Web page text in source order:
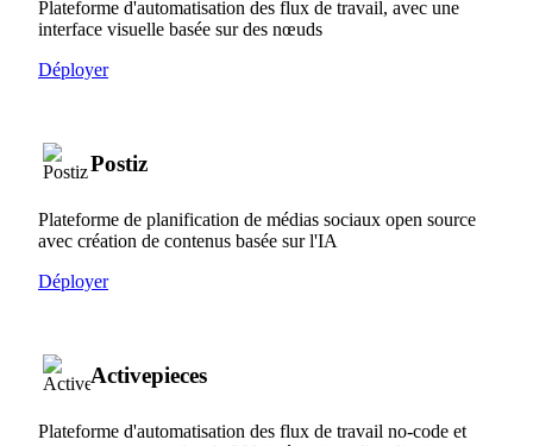
Plateforme d'automatisation des flux de travail, avec une
interface visuelle basée sur des nœuds
Déployer
Postiz
Plateforme de planification de médias sociaux open source
avec création de contenus basée sur l'IA
Déployer
Activepieces
Plateforme d'automatisation des flux de travail no-code et